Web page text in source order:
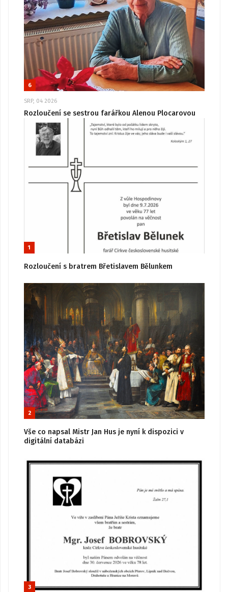
6
SRP, 04 2026
Rozloučení se sestrou farářkou Alenou Plocarovou
1
Rozloučení s bratrem Břetislavem Bělunkem
2
Vše co napsal Mistr Jan Hus je nyní k dispozici v
digitální databázi
3